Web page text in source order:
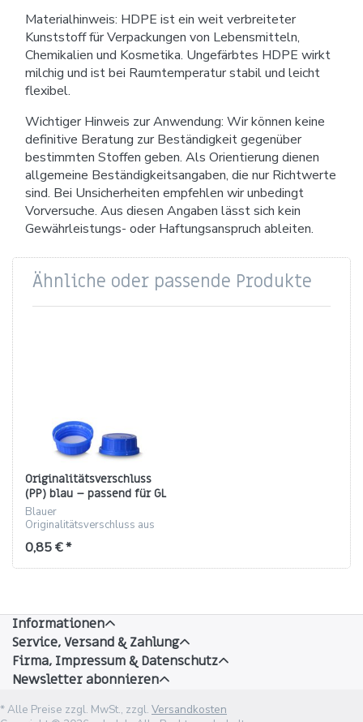
Materialhinweis: HDPE ist ein weit verbreiteter
Kunststoff für Verpackungen von Lebensmitteln,
Chemikalien und Kosmetika. Ungefärbtes HDPE wirkt
milchig und ist bei Raumtemperatur stabil und leicht
flexibel.
Wichtiger Hinweis zur Anwendung: Wir können keine
definitive Beratung zur Beständigkeit gegenüber
bestimmten Stoffen geben. Als Orientierung dienen
allgemeine Beständigkeitsangaben, die nur Richtwerte
sind. Bei Unsicherheiten empfehlen wir unbedingt
Vorversuche. Aus diesen Angaben lässt sich kein
Gewährleistungs- oder Haftungsanspruch ableiten.
Ähnliche oder passende Produkte
Originalitätsverschluss
(PP) blau – passend für GL
45 W
Blauer
Originalitätsverschluss aus
Höhe 27 mm.
0,85 € *
Informationen
Service, Versand & Zahlung
Firma, Impressum & Datenschutz
Newsletter abonnieren
* Alle Preise zzgl. MwSt., zzgl. Versandkosten